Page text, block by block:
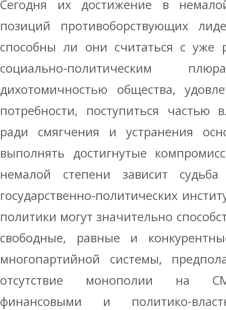
Сегодня их достижение в
позиций противоборствующих
способны ли они считаться с уже
социально-политическим
дихотомичностью общества,
потребности, поступиться частью
ради смягчения и устранения
выполнять достигнутые
немалой степени зависит
государственно-политических
политики могут значительно
свободные, равные и
многопартийной системы,
отсутствие монополии на
финансовыми и политико-